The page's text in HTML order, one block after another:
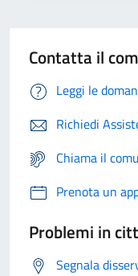
Contatta il
Leggi le
Richiedi
Chiama il
Prenota un
Problemi in
Segnala